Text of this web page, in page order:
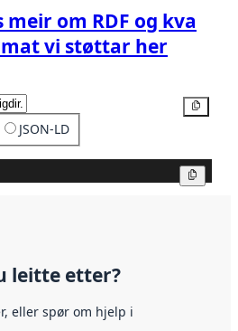
meir om RDF og kva
vi støttar her
JSON-LD
leitte etter?
eller spør om hjelp i